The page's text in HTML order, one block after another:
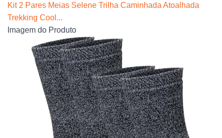
Kit 2 Pares Meias Selene Trilha Caminhada Atoalhada
Trekking Cool...
Imagem do Produto